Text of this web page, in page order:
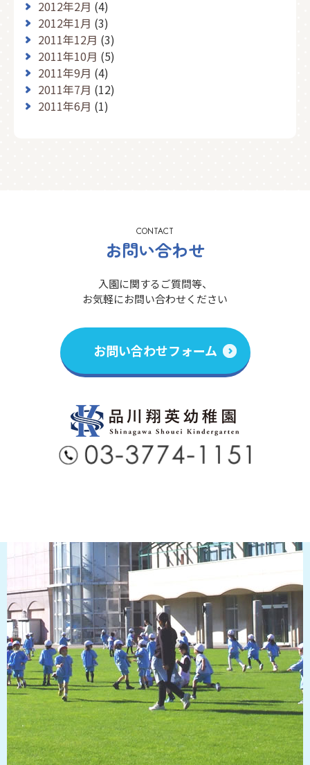
2012年2月 (4)
2012年1月 (3)
2011年12月 (3)
2011年10月 (5)
2011年9月 (4)
2011年7月 (12)
2011年6月 (1)
CONTACT
お問い合わせ
入園に関するご質問等、
お気軽にお問い合わせください
お問い合わせフォーム